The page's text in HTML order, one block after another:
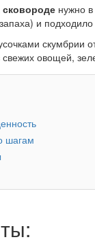
нужно
и
свежих овощей,
шагам